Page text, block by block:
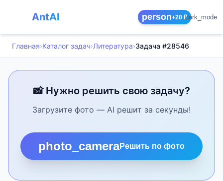
AntAI person+20 ₽dark_mode
Главная›Каталог задач›Литература›Задача #28546
📸 Нужно решить свою задачу?
Загрузите фото — AI решит за секунды!
photo_cameraРешить по фото